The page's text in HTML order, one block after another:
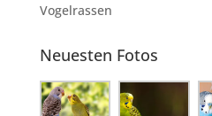
Vogelrassen
Neuesten Fotos